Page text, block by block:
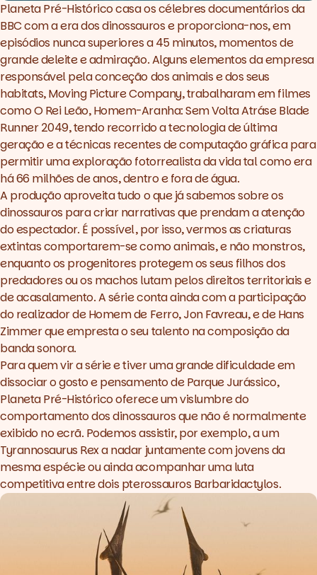
Planeta Pré-Históricocasa os célebres documentários da
BBC com a era dos dinossauros e proporciona-nos, em
episódios nunca superiores a 45 minutos, momentos de
grande deleite e admiração. Alguns elementos da empresa
responsável pela conceção dos animais e dos seus
habitats, Moving Picture Company, trabalharam em filmes
comoO Rei Leão,Homem-Aranha: Sem Volta AtráseBlade
Runner 2049, tendo recorrido a tecnologia de última
geração e a técnicas recentes de computação gráfica para
permitir uma exploração fotorrealista da vida tal como era
há 66 milhões de anos, dentro e fora de água.
A produção aproveita tudo o que já sabemos sobre os
dinossauros para criar narrativas que prendam a atenção
do espectador. É possível, por isso, vermos as criaturas
extintas comportarem-se como animais, e não monstros,
enquanto os progenitores protegem os seus filhos dos
predadores ou os machos lutam pelos direitos territoriais e
de acasalamento. A série conta ainda com a participação
do realizador deHomem de Ferro,Jon Favreau, e de Hans
Zimmer que empresta o seu talento na composição da
banda sonora.
Para quem vir a série e tiver uma grande dificuldade em
dissociar o gosto e pensamento deParque Jurássico,
Planeta Pré-Históricooferece um vislumbre do
comportamento dos dinossauros que não é normalmente
exibido no ecrã. Podemos assistir, por exemplo, a um
Tyrannosaurus Rex a nadar juntamente com jovens da
mesma espécie ou ainda acompanhar uma luta
competitiva entre dois pterossauros Barbaridactylos.